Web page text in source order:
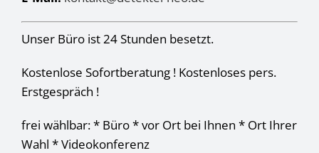
Unser Büro ist 24 Stunden besetzt.
Kostenlose Sofortberatung ! Kostenloses pers.
Erstgespräch !
frei wählbar: * Büro * vor Ort bei Ihnen * Ort Ihrer
Wahl * Videokonferenz